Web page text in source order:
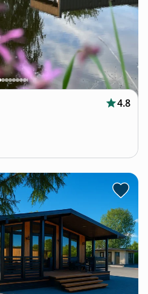
4.8